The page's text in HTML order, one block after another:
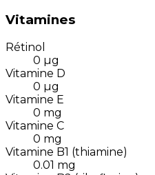
Vitamines
Rétinol
0 µg
Vitamine D
0 µg
Vitamine E
0 mg
Vitamine C
0 mg
Vitamine B1 (thiamine)
0.01 mg